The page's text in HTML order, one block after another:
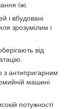
їжі.
і вбудовані
зрозумілим і
від
з антипригарним
машині
потужності